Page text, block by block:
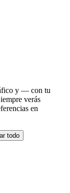
y — con tu
verás
en
todo